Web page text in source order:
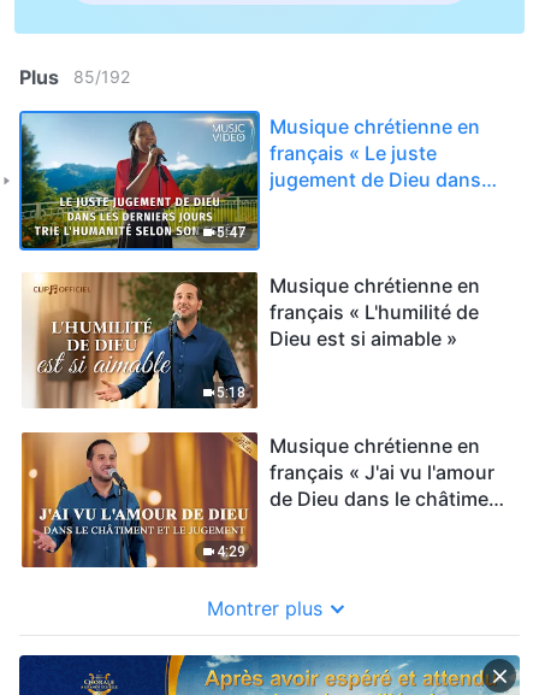
Plus 85/192
5:47
Musique chrétienne en
français « Le juste
jugement de Dieu dans
5:18
Musique chrétienne en
français « L'humilité de
Dieu est si aimable »
4:29
Musique chrétienne en
français « J'ai vu l'amour
de Dieu dans le châtiment
Montrer plus